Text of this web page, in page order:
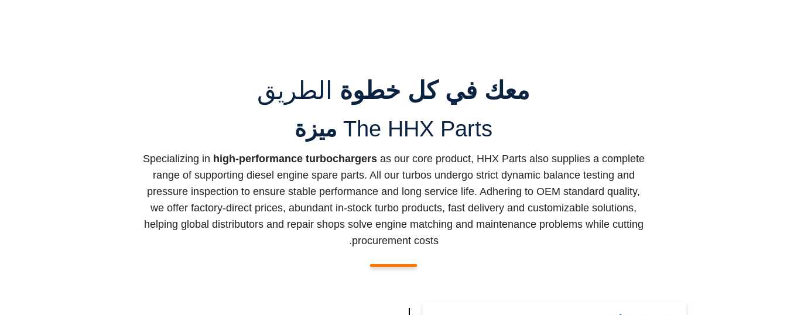
معك في كل خطوة الطريق
The HHX Parts ميزة
Specializing in high-performance turbochargersas our core product, HHX Parts also supplies a complete
range of supporting diesel engine spare parts. All our turbos undergo strict dynamic balance testing and
pressure inspection to ensure stable performance and long service life. Adhering to OEM standard quality,
we offer factory-direct prices, abundant in-stock turbo products, fast delivery and customizable solutions,
helping global distributors and repair shops solve engine matching and maintenance problems while cutting
procurement costs.